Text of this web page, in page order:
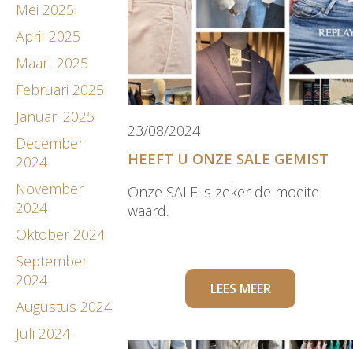
Mei 2025
April 2025
Maart 2025
Februari 2025
Januari 2025
December
2024
November
2024
Oktober 2024
September
2024
Augustus 2024
Juli 2024
23/08/2024
HEEFT U ONZE SALE GEMIST
Onze SALE is zeker de moeite
waard.
LEES MEER